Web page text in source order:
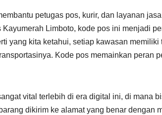
petugas pos, kurir, dan layanan
Kayumerah Limboto, kode pos ini menjadi
yang kita ketahui, setiap kawasan
Kode pos memainkan peran
vital terlebih di era digital ini, di mana
dikirim ke alamat yang benar dengan